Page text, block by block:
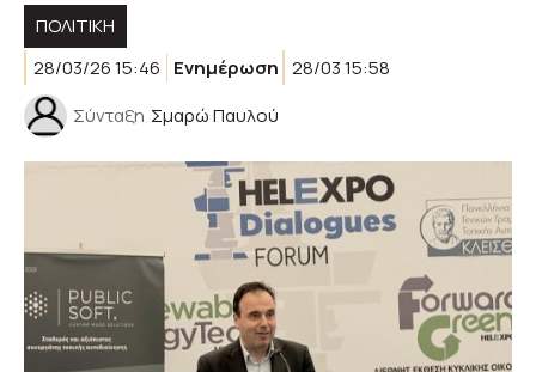
ΠΟΛΙΤΙΚΉ
28/03/26 15:46
Ενημέρωση 28/03 15:58
Σύνταξη Σμαρώ Παυλού